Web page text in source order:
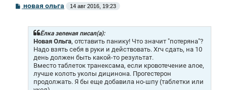
С
о
новая ольга 14 авг 2016, 19:23
Ёлка зеленая писал(а):
Новая Ольга, отставить панику! Что значит "потеряна"?
Надо взять себя в руки и действовать. Хгч сдать, на 10
день должен быть какой-то результат.
Вместо таблеток транексама, если кровотечение алое,
лучше колоть уколы дицинона. Прогестерон
продолжать. Я бы еще добавила но-шпу (таблетки или